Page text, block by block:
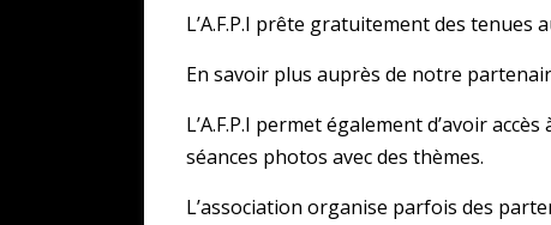
L’A.F.P.I prête gratuitement des tenues
En savoir plus auprès de notre
L’A.F.P.I permet également d’avoir
séances photos avec des thèmes.
L’association organise parfois des